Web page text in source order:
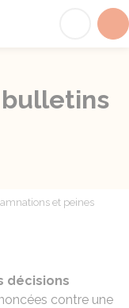
et peines
décisions
contre une